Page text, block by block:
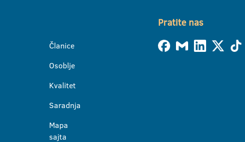
Članice
Osoblje
Kvalitet
Saradnja
Mapa
sajta
Pratite nas